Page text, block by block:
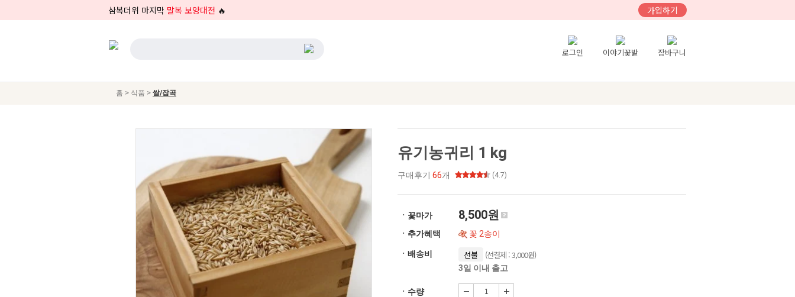
삼복더위 마지막 말복 보양대전 🔥 가입하기
로그인 이야기꽃밭 장바구니
홈 > 식품 > 쌀/잡곡
유기농귀리 1 kg
구매후기 66개 (4.7)
ㆍ꽃마가 8,500원
ㆍ추가혜택 꽃 2송이
ㆍ배송비 선불 (선결제 : 3,000원)
3일 이내 출고
ㆍ수량